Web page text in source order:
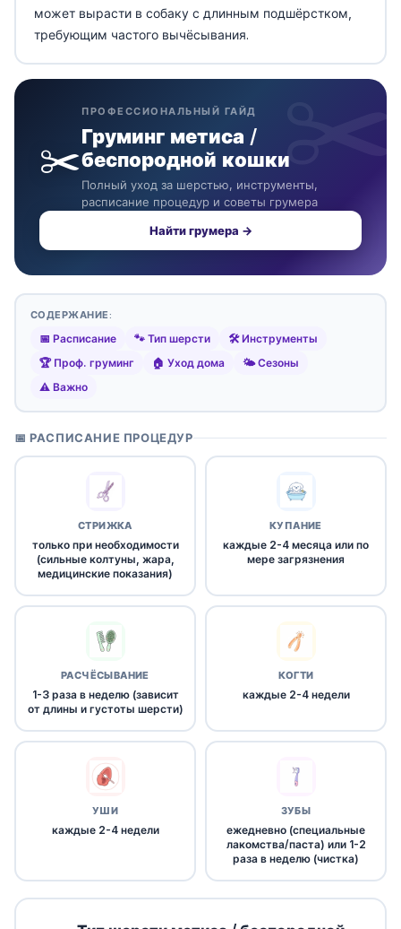
может вырасти в собаку с длинным подшёрстком,
требующим частого вычёсывания.
✂️
ПРОФЕССИОНАЛЬНЫЙ ГАЙД
Груминг метиса /
беспородной кошки
Полный уход за шерстью, инструменты,
расписание процедур и советы грумера
Найти грумера →
СОДЕРЖАНИЕ:
📅 Расписание 🐾 Тип шерсти
🛠️ Инструменты
🏆 Проф. груминг
🏠 Уход дома
🌤️ Сезоны
⚠️ Важно
📅 РАСПИСАНИЕ ПРОЦЕДУР
СТРИЖКА
только при необходимости
(сильные колтуны, жара,
медицинские показания)
КУПАНИЕ
каждые 2-4 месяца или по
мере загрязнения
РАСЧЁСЫВАНИЕ
1-3 раза в неделю (зависит
от длины и густоты шерсти)
КОГТИ
каждые 2-4 недели
УШИ
каждые 2-4 недели
ЗУБЫ
ежедневно (специальные
лакомства/паста) или 1-2
раза в неделю (чистка)